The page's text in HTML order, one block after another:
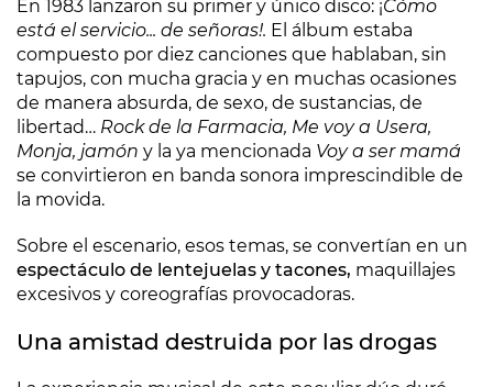
En 1983 lanzaron su primer y único disco: ¡Cómo
está el servicio... de señoras!. El álbum estaba
compuesto por diez canciones que hablaban, sin
tapujos, con mucha gracia y en muchas ocasiones
de manera absurda, de sexo, de sustancias, de
libertad… Rock de la Farmacia, Me voy a Usera,
Monja, jamón y la ya mencionada Voy a ser mamá
se convirtieron en banda sonora imprescindible de
la movida.
Sobre el escenario, esos temas, se convertían en un
espectáculo de lentejuelas y tacones, maquillajes
excesivos y coreografías provocadoras.
Una amistad destruida por las drogas